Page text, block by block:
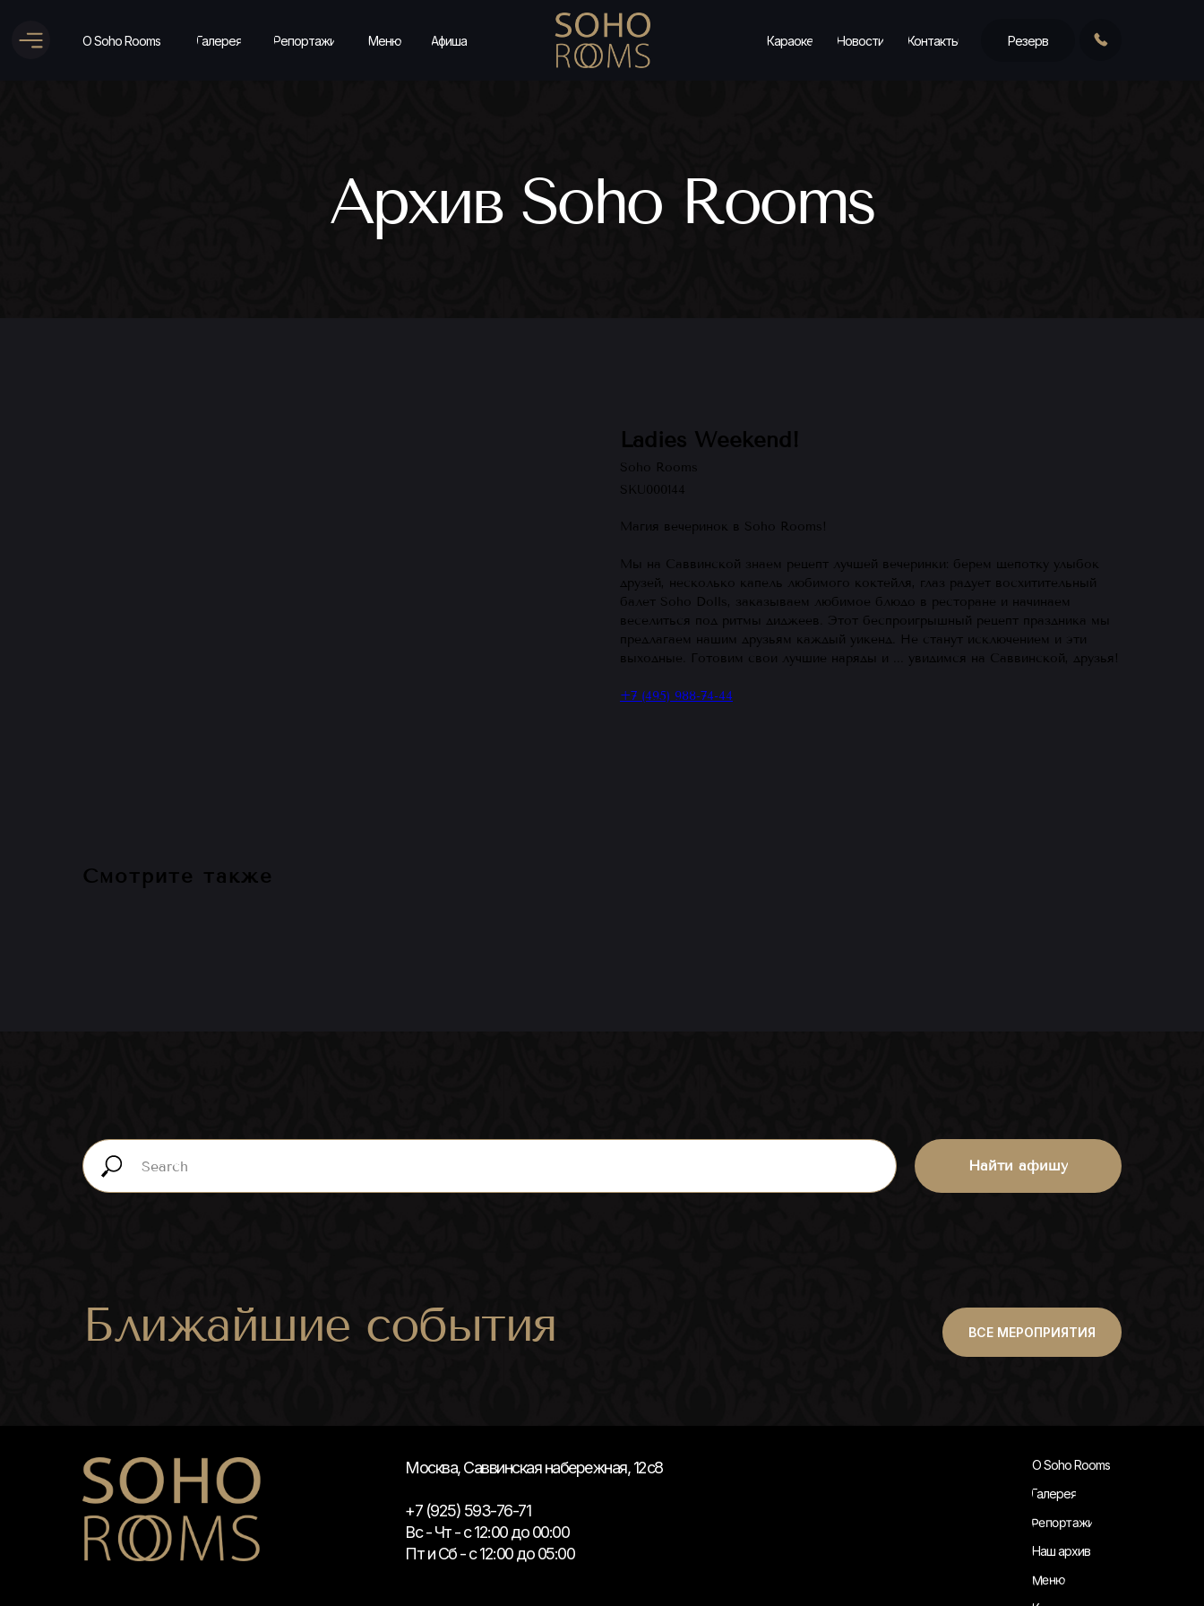
Резерв
Контакты
Новости
Караоке
Афиша
Меню
Репортажи
Галерея
О Soho Rooms
Архив Soho Rooms
Ladies Weekend!
Soho Rooms
SKU000144
Магия вечеринок в Soho Rooms!
Мы на Саввинской знаем рецепт лучшей вечеринки: берем щепотку улыбок
друзей, несколько капель любимого коктейля, глаз радует восхитительный
балет Soho Dolls, заказываем любимое блюдо в ресторане и начинаем
веселиться под ритмы диджеев. Этот беспроигрышный рецепт праздника мы
предлагаем нашим друзьям каждый уикенд. Не станут исключением и эти
выходные. Готовим свои лучшие наряды и ... увидимся на Саввинской, друзья!
+7 (495) 988-74-44
Смотрите также
Найти афишу
Ближайшие события ВСЕ МЕРОПРИЯТИЯ
Москва, Саввинская набережная, 12с8
+7 (925) 593-76-71
Вс - Чт - с 12:00 до 00:00
Пт и Сб - с 12:00 до 05:00
О Soho Rooms
Галерея
Репортажи
Наш архив
Меню